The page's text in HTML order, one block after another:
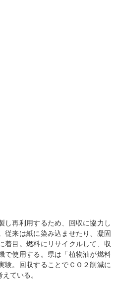
再利用するため、回収に協力し
従来は紙に染み込ませたり、凝固
着目。燃料にリサイクルして、収
で使用する。県は「植物油が燃料
験。回収することでＣＯ２削減に
ている。